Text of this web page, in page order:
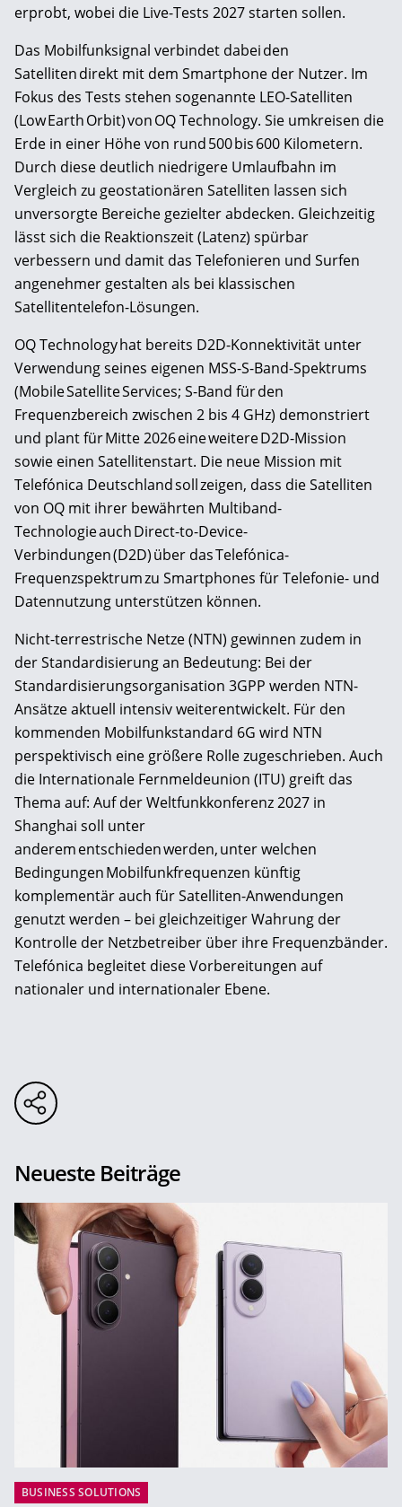
erprobt, wobei die Live-Tests 2027 starten sollen.
Das Mobilfunksignal verbindet dabei den
Satelliten direkt mit dem Smartphone der Nutzer. Im
Fokus des Tests stehen sogenannte LEO-Satelliten
(Low Earth Orbit) von OQ Technology. Sie umkreisen die
Erde in einer Höhe von rund 500 bis 600 Kilometern.
Durch diese deutlich niedrigere Umlaufbahn im
Vergleich zu geostationären Satelliten lassen sich
unversorgte Bereiche gezielter abdecken. Gleichzeitig
lässt sich die Reaktionszeit (Latenz) spürbar
verbessern und damit das Telefonieren und Surfen
angenehmer gestalten als bei klassischen
Satellitentelefon-Lösungen.
OQ Technology hat bereits D2D-Konnektivität unter
Verwendung seines eigenen MSS-S-Band-Spektrums
(Mobile Satellite Services; S-Band für den
Frequenzbereich zwischen 2 bis 4 GHz) demonstriert
und plant für Mitte 2026 eine weitere D2D-Mission
sowie einen Satellitenstart. Die neue Mission mit
Telefónica Deutschland soll zeigen, dass die Satelliten
von OQ mit ihrer bewährten Multiband-
Technologie auch Direct-to-Device-
Verbindungen (D2D) über das Telefónica-
Frequenzspektrum zu Smartphones für Telefonie- und
Datennutzung unterstützen können.
Nicht-terrestrische Netze (NTN) gewinnen zudem in
der Standardisierung an Bedeutung: Bei der
Standardisierungsorganisation 3GPP werden NTN-
Ansätze aktuell intensiv weiterentwickelt. Für den
kommenden Mobilfunkstandard 6G wird NTN
perspektivisch eine größere Rolle zugeschrieben. Auch
die Internationale Fernmeldeunion (ITU) greift das
Thema auf: Auf der Weltfunkkonferenz 2027 in
Shanghai soll unter
anderem entschieden werden, unter welchen
Bedingungen Mobilfunkfrequenzen künftig
komplementär auch für Satelliten-Anwendungen
genutzt werden – bei gleichzeitiger Wahrung der
Kontrolle der Netzbetreiber über ihre Frequenzbänder.
Telefónica begleitet diese Vorbereitungen auf
nationaler und internationaler Ebene.
Neueste Beiträge
BUSINESS SOLUTIONS